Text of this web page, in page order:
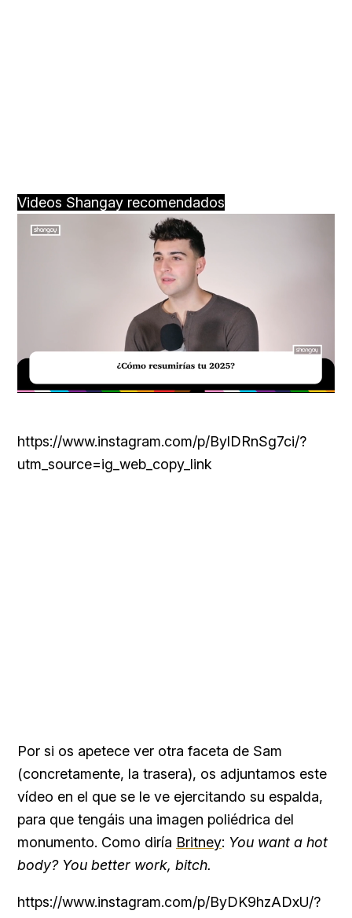
Videos Shangay recomendados
Unmute Loaded:
29.95%
https://www.instagram.com/p/BylDRnSg7ci/?
utm_source=ig_web_copy_link
Por si os apetece ver otra faceta de Sam
(concretamente, la trasera), os adjuntamos este
vídeo en el que se le ve ejercitando su espalda,
para que tengáis una imagen poliédrica del
monumento. Como diría Britney: You want a hot
body? You better work, bitch.
https://www.instagram.com/p/ByDK9hzADxU/?